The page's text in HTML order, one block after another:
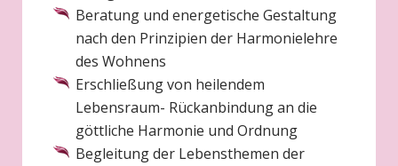
Beratung und energetische Gestaltung
nach den Prinzipien der Harmonielehre
des Wohnens
Erschließung von heilendem
Lebensraum- Rückanbindung an die
göttliche Harmonie und Ordnung
Begleitung der Lebensthemen der